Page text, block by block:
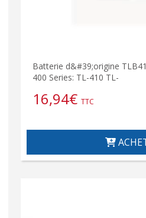
Batterie d&#39;origine
400 Series: TL-410 TL-
16,94€ TTC